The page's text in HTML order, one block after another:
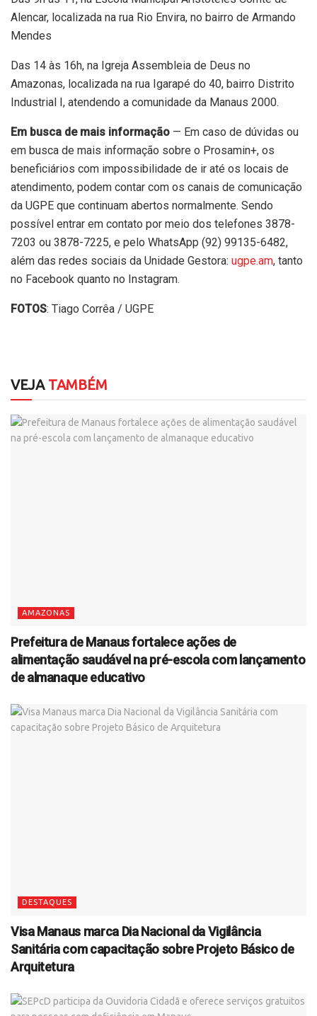
Alencar, localizada na rua Rio Envira, no bairro de Armando
Mendes
Das 14 às 16h, na Igreja Assembleia de Deus no
Amazonas, localizada na rua Igarapé do 40, bairro Distrito
Industrial I, atendendo a comunidade da Manaus 2000.
Em busca de mais informação — Em caso de dúvidas ou
em busca de mais informação sobre o Prosamin+, os
beneficiários com impossibilidade de ir até os locais de
atendimento, podem contar com os canais de comunicação
da UGPE que continuam abertos normalmente. Sendo
possível entrar em contato por meio dos telefones 3878-
7203 ou 3878-7225, e pelo WhatsApp (92) 99135-6482,
além das redes sociais da Unidade Gestora: ugpe.am, tanto
no Facebook quanto no Instagram.
FOTOS: Tiago Corrêa / UGPE
VEJATAMBÉM
AMAZONAS
Prefeitura de Manaus fortalece ações de
alimentação saudável na pré-escola com lançamento
de almanaque educativo
DESTAQUES
Visa Manaus marca Dia Nacional da Vigilância
Sanitária com capacitação sobre Projeto Básico de
Arquitetura